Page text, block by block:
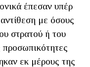
έπεσαν υπέρ
με όσους
στρατού ή του
προσωπικότητες
εκ μέρους της